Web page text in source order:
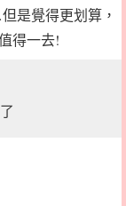
是覺得更划算，
得一去!